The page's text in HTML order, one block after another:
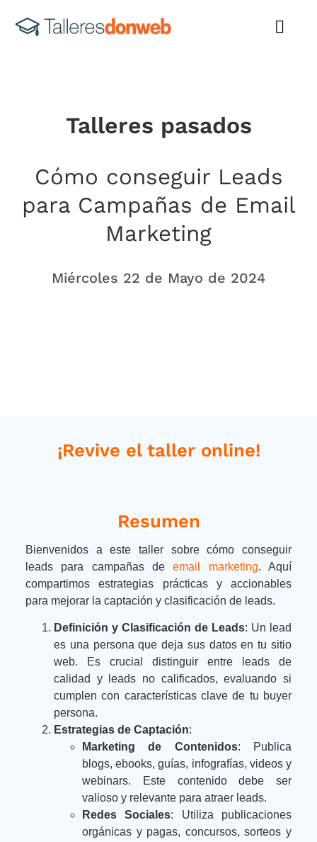
Talleres pasados
Cómo conseguir Leads
para Campañas de Email
Marketing
Miércoles 22 de Mayo de 2024
¡Revive el taller online!
Resumen
Bienvenidos a este taller sobre cómo conseguir
leads para campañas deemail marketing. Aquí
compartimos estrategias prácticas y accionables
para mejorar la captación y clasificación de leads.
Definición y Clasificación de Leads: Un lead
es una persona que deja sus datos en tu sitio
web. Es crucial distinguir entre leads de
calidad y leads no calificados, evaluando si
cumplen con características clave de tu buyer
persona.
Estrategias de Captación:
Marketing de Contenidos: Publica
blogs, ebooks, guías, infografías, videos y
webinars. Este contenido debe ser
valioso y relevante para atraer leads.
Redes Sociales: Utiliza publicaciones
orgánicas y pagas, concursos, sorteos y